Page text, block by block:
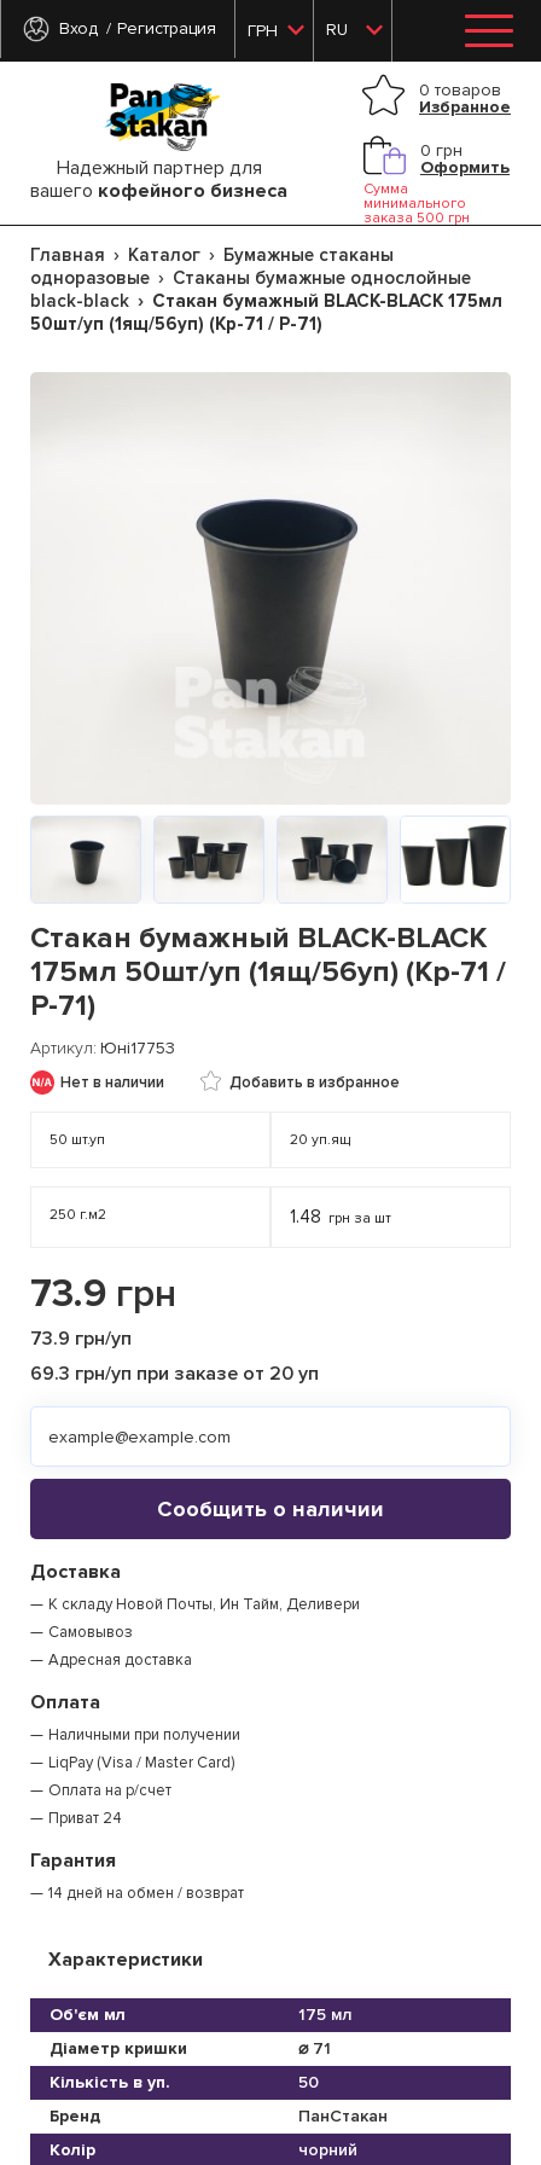
Вход Регистрация ГРН RU
Надежный партнер для
вашего кофейного бизнеса
0 товаров
Избранное
0 грн
Оформить
Сумма
минимального
заказа 500 грн
Главная Каталог
Бумажные стаканы
одноразовые
Стаканы бумажные однослойные
black-black
Стакан бумажный BLACK-BLACK 175мл
50шт/уп (1ящ/56уп) (Кр-71 / Р-71)
Стакан бумажный BLACK-BLACK
175мл 50шт/уп (1ящ/56уп) (Кр-71 /
Р-71)
Артикул Юні17753
Нет в наличии Добавить в избранное
50 шт.уп 20 уп.ящ
250 г.м2 1.48 грн за шт
73.9 грн
73.9 грн/уп
69.3 грн/уп при заказе от 20 уп
Сообщить о наличии
Доставка
К складу Новой Почты, Ин Тайм, Деливери
Самовывоз
Адресная доставка
Оплата
Наличными при получении
LiqPay (Visa / Master Card)
Оплата на р/счет
Приват 24
Гарантия
14 дней на обмен / возврат
Характеристики
Об'єм мл
175 мл
Діаметр кришки
⌀ 71
Кількість в уп.
50
Бренд
ПанСтакан
Колір
чорний